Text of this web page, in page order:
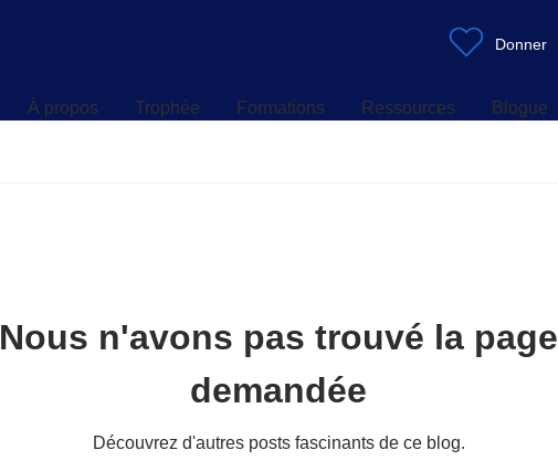
À propos Trophée Formations Ressources Blogue
Donner
Nous n'avons pas trouvé la page
demandée
Découvrez d'autres posts fascinants de ce blog.
Ressources Blogue